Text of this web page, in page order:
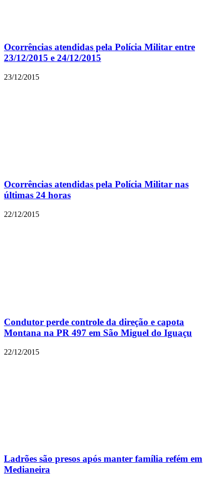
Ocorrências atendidas pela Polícia Militar entre
23/12/2015 e 24/12/2015
23/12/2015
Ocorrências atendidas pela Polícia Militar nas
últimas 24 horas
22/12/2015
Condutor perde controle da direção e capota
Montana na PR 497 em São Miguel do Iguaçu
22/12/2015
Ladrões são presos após manter família refém em
Medianeira